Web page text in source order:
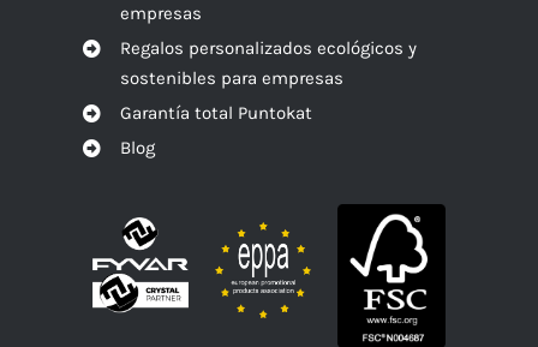
empresas
Regalos personalizados ecológicos y
sostenibles para empresas
Garantía total Puntokat
Blog